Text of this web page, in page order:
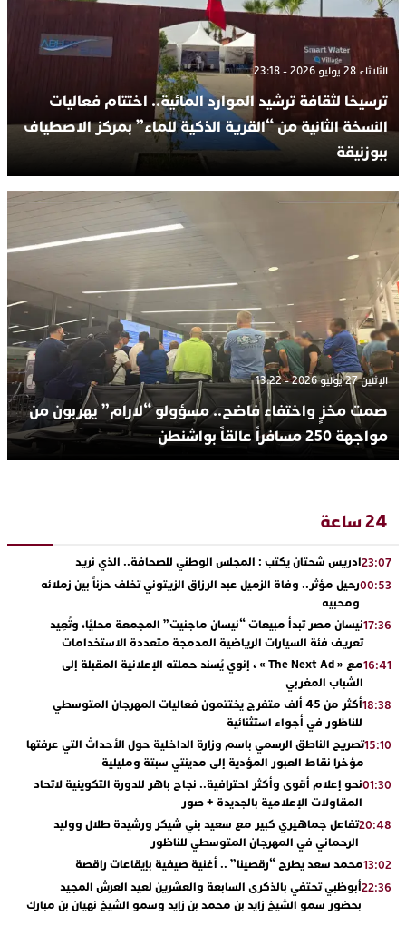
الثلاثاء 28 يوليو 2026 - 23:18
ترسيخا لثقافة ترشيد الموارد المائية.. اختتام فعاليات
النسخة الثانية من “القرية الذكية للماء” بمركز الاصطياف
ببوزنيقة
الإثنين 27 يوليو 2026 - 13:22
صمت مخزٍ واختفاء فاضح.. مسؤولو “لارام” يهربون من
مواجهة 250 مسافراً عالقاً بواشنطن
24 ساعة
23:07ادريس شحتان يكتب : المجلس الوطني للصحافة.. الذي نريد
00:53رحيل مؤثر.. وفاة الزميل عبد الرزاق الزيتوني تخلف حزناً بين زملائه
ومحبيه
17:36نيسان مصر تبدأ مبيعات “نيسان ماجنيت” المجمعة محليًا، وتُعِيد
تعريف فئة السيارات الرياضية المدمجة متعددة الاستخدامات
16:41
مع « The Next Ad » ، إنوي يُسند حملته الإعلانية المقبلة إلى
الشباب المغربي
18:38
أكثر من 45 ألف متفرج يختتمون فعاليات المهرجان المتوسطي
للناظور في أجواء استثنائية
15:10تصريح الناطق الرسمي باسم وزارة الداخلية حول الأحداث التي عرفتها
مؤخرا نقاط العبور المؤدية إلى مدينتي سبتة ومليلية
01:30نحو إعلام أقوى وأكثر احترافية.. نجاح باهر للدورة التكوينية لاتحاد
المقاولات الإعلامية بالجديدة + صور
20:48تفاعل جماهيري كبير مع سعيد بني شيكر ورشيدة طلال ووليد
الرحماني في المهرجان المتوسطي للناظور
13:02محمد سعد يطرح “رقصينا” .. أغنية صيفية بإيقاعات راقصة
22:36أبوظبي تحتفي بالذكرى السابعة والعشرين لعيد العرش المجيد
بحضور سمو الشيخ زايد بن محمد بن زايد وسمو الشيخ نهيان بن مبارك